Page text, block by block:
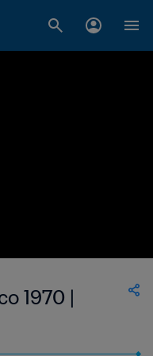
1970 |